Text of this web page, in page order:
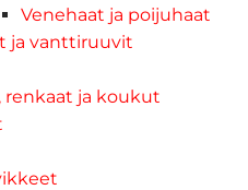
Venehaat ja poijuhaat
ja vanttiruuvit
renkaat ja koukut